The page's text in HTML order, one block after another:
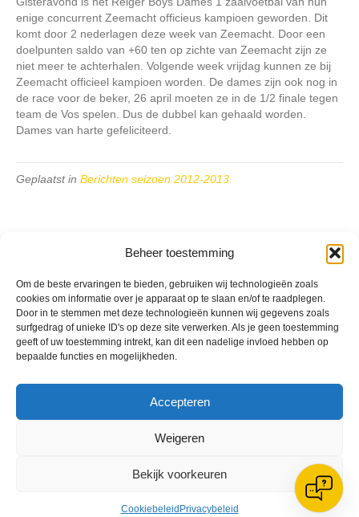
Beheer toestemming
Om de beste ervaringen te bieden, gebruiken wij technologieën zoals
cookies om informatie over je apparaat op te slaan en/of te raadplegen.
Door in te stemmen met deze technologieën kunnen wij gegevens zoals
surfgedrag of unieke ID's op deze site verwerken. Als je geen toestemming
geeft of uw toestemming intrekt, kan dit een nadelige invloed hebben op
bepaalde functies en mogelijkheden.
Accepteren
Weigeren
Bekijk voorkeuren
Cookiebeleid Privacybeleid
enige concurrent Zeemacht officieus kampioen geworden. Dit
komt door 2 nederlagen deze week van Zeemacht. Door een
doelpunten saldo van +60 ten op zichte van Zeemacht zijn ze
niet meer te achterhalen. Volgende week vrijdag kunnen ze bij
Zeemacht officieel kampioen worden. De dames zijn ook nog in
de race voor de beker, 26 april moeten ze in de 1/2 finale tegen
team de Vos spelen. Dus de dubbel kan gehaald worden.
Dames van harte gefeliciteerd.
Geplaatst in Berichten seizoen 2012-2013
VV Reiger Boys
De Wending, Lotte Beesedijk 1
1705 NA Heerhugowaard
Google maps route
Privacybeleid